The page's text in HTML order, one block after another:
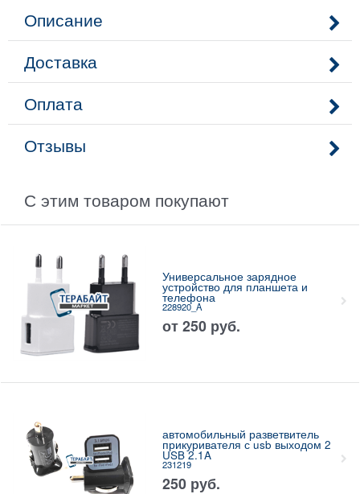
Описание
Доставка
Оплата
Отзывы
С этим товаром покупают
Универсальное зарядное
устройство для планшета и
телефона
228920_A
от 250 руб.
автомобильный разветвитель
прикуривателя с usb выходом 2
USB 2.1A
231219
250 руб.